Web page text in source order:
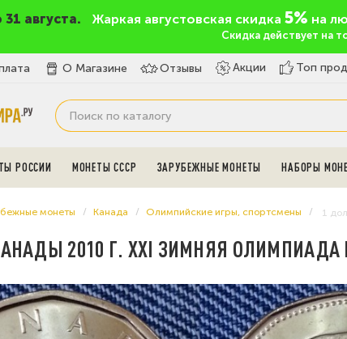
31 августа. Жаркая августовская скидка 5% на
Скидка действует на
О Магазине Отзывы Акции Топ
РОССИИ МОНЕТЫ СССР ЗАРУБЕЖНЫЕ МОНЕТЫ НАБОРЫ
монеты Канада Олимпийские игры, спортсмены 1
2010 Г. XXI ЗИМНЯЯ ОЛИМПИАДА